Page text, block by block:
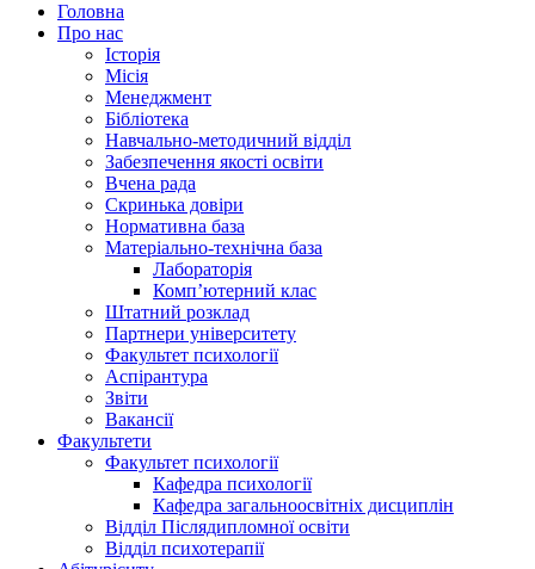
Головна
Про нас
Історія
Місія
Менеджмент
Бібліотека
Навчально-методичний відділ
Забезпечення якості освіти
Вчена рада
Скринька довіри
Нормативна база
Матеріально-технічна база
Лабораторія
Компʼютерний клас
Штатний розклад
Партнери університету
Факультет психології
Аспірантура
Звіти
Вакансії
Факультети
Факультет психології
Кафедра психології
Кафедра загальноосвітніх дисциплін
Відділ Післядипломної освіти
Відділ психотерапії